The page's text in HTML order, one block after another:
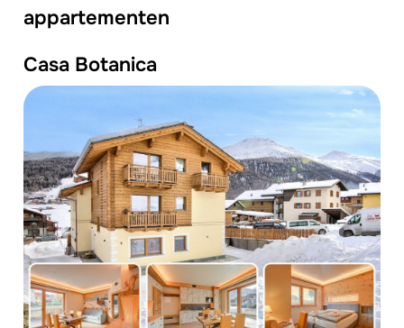
appartementen
Casa Botanica